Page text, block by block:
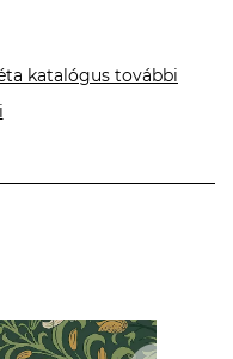
katalógus további